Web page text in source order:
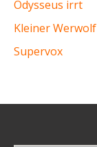
Odysseus irrt
Kleiner Werwolf
Supervox